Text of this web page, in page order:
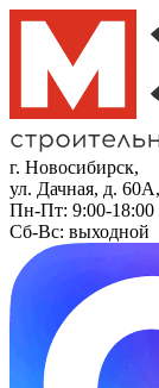
г. Новосибирск,
ул. Дачная, д.
Пн-Пт: 9:00-18:00
Сб-Вс: выходной